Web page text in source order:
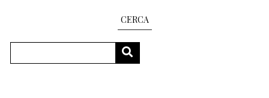
CERCA
CERCA